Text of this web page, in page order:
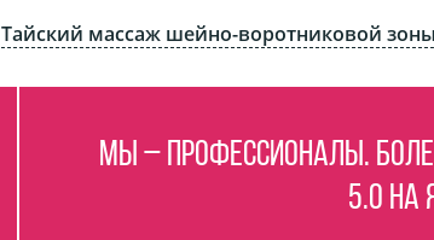
Тайский массаж шейно-воротниковой зоны
Мы – профессионалы.
5.0 на